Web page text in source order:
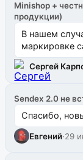
Minishop +
продукции)
В нашем
маркировке
Сергей
Sendex 2.0 не
Спасибо,
Евгений·29